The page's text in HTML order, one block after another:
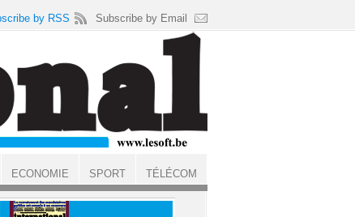
by RSS Subscribe by Email
ECONOMIE SPORT TÉLÉCOM